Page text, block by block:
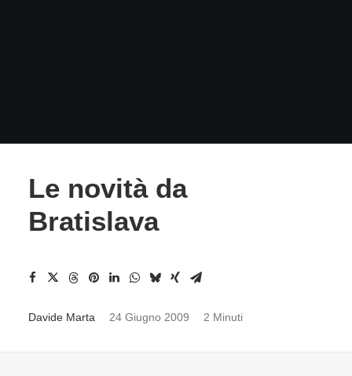
Le novità da
Bratislava
Davide Marta 24 Giugno 2009 2 Minuti